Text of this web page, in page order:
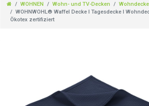
WOHNEN Wohn- und TV-Decken
WOHNWOHL® Waffel Decke l Tagesdecke l
Ökotex zertifiziert